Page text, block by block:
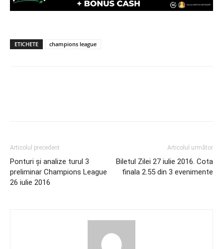
ETICHETE champions league
Articolul precedent
Ponturi și analize turul 3
preliminar Champions League
26 iulie 2016
Articolul următor
Biletul Zilei 27 iulie 2016. Cota
finala 2.55 din 3 evenimente